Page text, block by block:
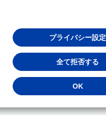
プライバシー設定
全て拒否する
OK